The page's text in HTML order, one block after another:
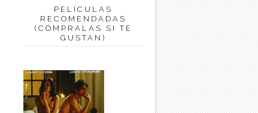
PELÍCULAS
RECOMENDADAS
(CÓMPRALAS SI TE
GUSTAN)